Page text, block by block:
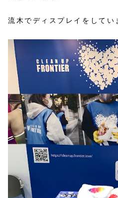
流木でディスプレイをしてい